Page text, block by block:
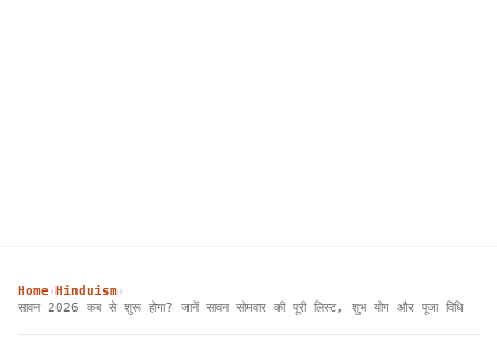
Home› Hinduism›
सावन 2026 कब से शुरू होगा? जानें सावन सोमवार की पूरी लिस्ट, शुभ योग और पूजा विधि